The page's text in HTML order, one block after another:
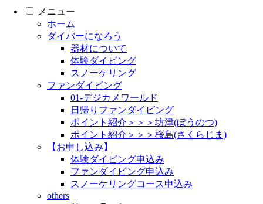
メニュー
ホーム
ダイバーになろう
器材について
体験ダイビング
スノーケリング
ファンダイビング
01-デジカメワールド
日帰りファンダイビング
ポイント紹介＞＞＞坊津(ぼうのつ)
ポイント紹介＞＞＞桜島(さくらじま)
【お申し込み】
体験ダイビング申込み
ファンダイビング申込み
スノーケリングコース申込み
others